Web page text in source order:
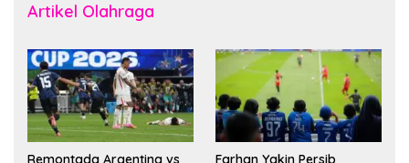
Artikel Olahraga
Remontada Argentina vs
Farhan Yakin Persib